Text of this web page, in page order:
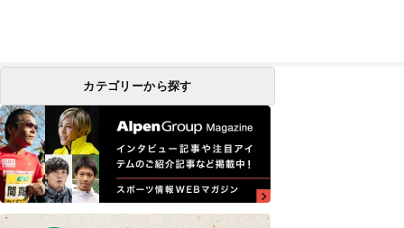
カテゴリーから探す